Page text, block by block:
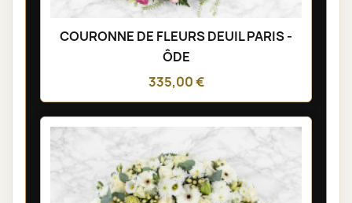
COURONNE DE FLEURS DEUIL PARIS -
ÔDE
335,00 €